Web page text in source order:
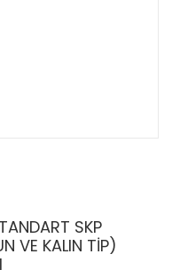
SKP
VE KALIN TİP)